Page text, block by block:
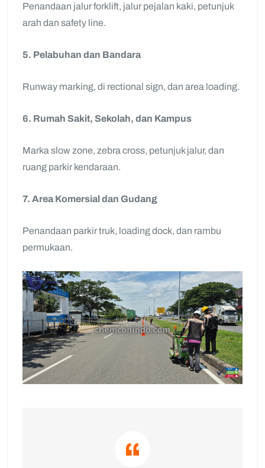
Penandaan jalur forklift, jalur pejalan kaki, petunjuk
arah dan safety line.
5. Pelabuhan dan Bandara
Runway marking, di rectional sign, dan area loading.
6. Rumah Sakit, Sekolah, dan Kampus
Marka slow zone, zebra cross, petunjuk jalur, dan
ruang parkir kendaraan.
7. Area Komersial dan Gudang
Penandaan parkir truk, loading dock, dan rambu
permukaan.